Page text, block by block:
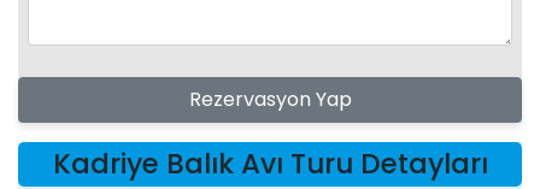
Rezervasyon Yap
Kadriye Balık Avı Turu Detayları